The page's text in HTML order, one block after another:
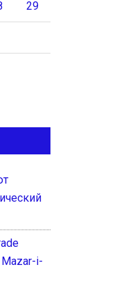
29
i-